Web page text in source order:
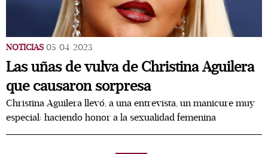
NOTICIAS 05/04/2023
Las uñas de vulva de Christina Aguilera
que causaron sorpresa
Christina Aguilera llevó, a una entrevista, un manicure muy
especial: haciendo honor a la sexualidad femenina